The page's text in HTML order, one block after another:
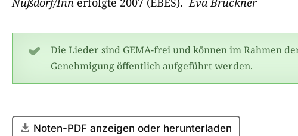
Die Lieder sind GEMA-frei und können im Rahmen
Genehmigung öffentlich aufgeführt werden.
Noten-PDF anzeigen oder herunterladen